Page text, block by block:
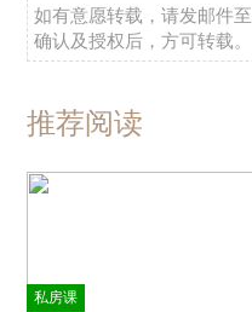
如有意愿转载，请发邮件至
确认及授权后，方可转载。
推荐阅读
私房课